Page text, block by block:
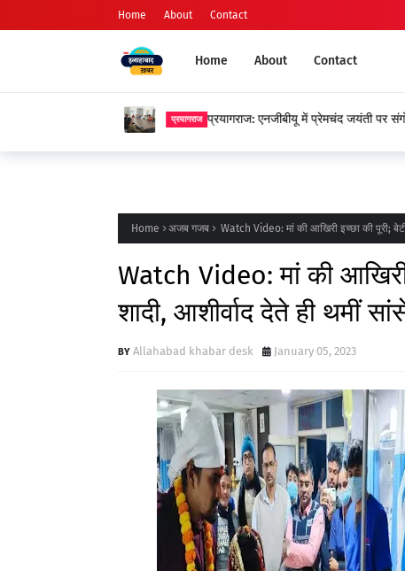
Home About Contact
Home About Contact
प्रयागराज प्रयागराज: एनजीबीयू में प्रेमचंद जयंती पर
Home अजब गजब Watch Video: मां की आखिरी इच्छा की पूरी;
Watch Video: मां की
शादी, आशीर्वाद देते ही थमीं
Allahabad khabar desk January 05, 2023